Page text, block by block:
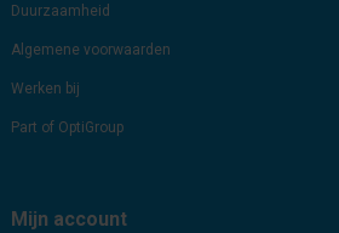
Duurzaamheid
Algemene voorwaarden
Werken bij
Part of OptiGroup
Mijn account